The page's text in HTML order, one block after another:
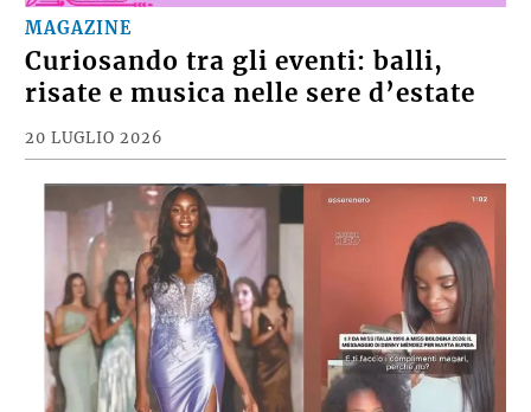
MAGAZINE
Curiosando tra gli eventi: balli,
risate e musica nelle sere d’estate
20 LUGLIO 2026